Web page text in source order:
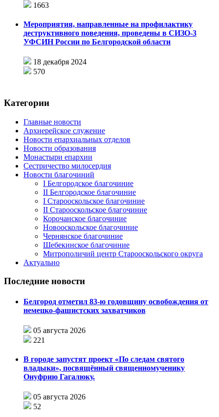
1663
Мероприятия, направленные на профилактику
деструктивного поведения, проведены в СИЗО-3
УФСИН России по Белгородской области
18 декабря 2024
570
Категории
Главные новости
Архиерейское служение
Новости епархиальных отделов
Новости образования
Монастыри епархии
Сестричество милосердия
Новости благочиний
I Белгородское благочиние
II Белгородское благочиние
I Старооскольское благочиние
II Старооскольское благочиние
Корочанское благочиние
Новооскольское благочиние
Чернянское благочиние
Шебекинское благочиние
Митрополичий центр Старооскольского округа
Актуально
Последние новости
Белгород отметил 83-ю годовщину освобождения от
немецко-фашистских захватчиков
05 августа 2026
221
В городе запустят проект «По следам святого
владыки», посвящённый священномученику
Онуфрию Гагалюку.
05 августа 2026
52